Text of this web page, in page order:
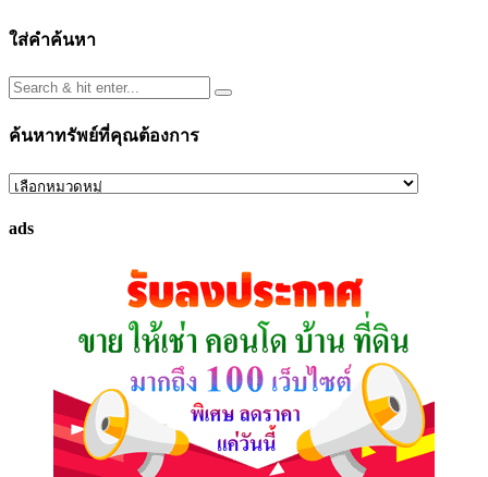
ใส่คำค้นหา
ค้นหาทรัพย์ที่คุณต้องการ
ค้นหา
ที่
ads